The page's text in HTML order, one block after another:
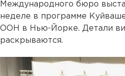
Международного бюро
неделе в программе
ООН в Нью-Йорке. Детали
раскрываются.